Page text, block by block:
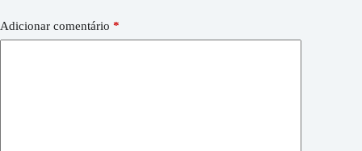
Adicionar comentário *